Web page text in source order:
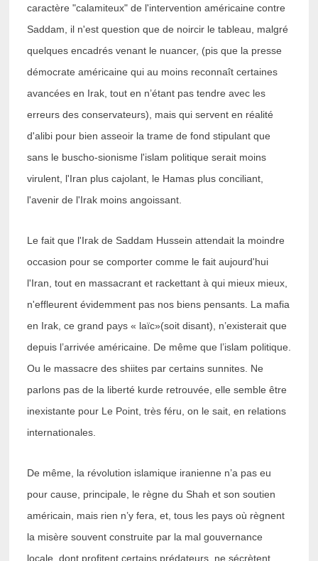
caractère "calamiteux" de l'intervention américaine contre
Saddam, il n'est question que de noircir le tableau, malgré
quelques encadrés venant le nuancer, (pis que la presse
démocrate américaine qui au moins reconnaît certaines
avancées en Irak, tout en n’étant pas tendre avec les
erreurs des conservateurs), mais qui servent en réalité
d'alibi pour bien asseoir la trame de fond stipulant que
sans le buscho-sionisme l'islam politique serait moins
virulent, l'Iran plus cajolant, le Hamas plus conciliant,
l'avenir de l'Irak moins angoissant.
Le fait que l'Irak de Saddam Hussein attendait la moindre
occasion pour se comporter comme le fait aujourd'hui
l'Iran, tout en massacrant et rackettant à qui mieux mieux,
n'effleurent évidemment pas nos biens pensants. La mafia
en Irak, ce grand pays « laïc»(soit disant), n’existerait que
depuis l’arrivée américaine. De même que l’islam politique.
Ou le massacre des shiites par certains sunnites. Ne
parlons pas de la liberté kurde retrouvée, elle semble être
inexistante pour Le Point, très féru, on le sait, en relations
internationales.
De même, la révolution islamique iranienne n’a pas eu
pour cause, principale, le règne du Shah et son soutien
américain, mais rien n’y fera, et, tous les pays où règnent
la misère souvent construite par la mal gouvernance
locale, dont profitent certains prédateurs, ne sécrètent